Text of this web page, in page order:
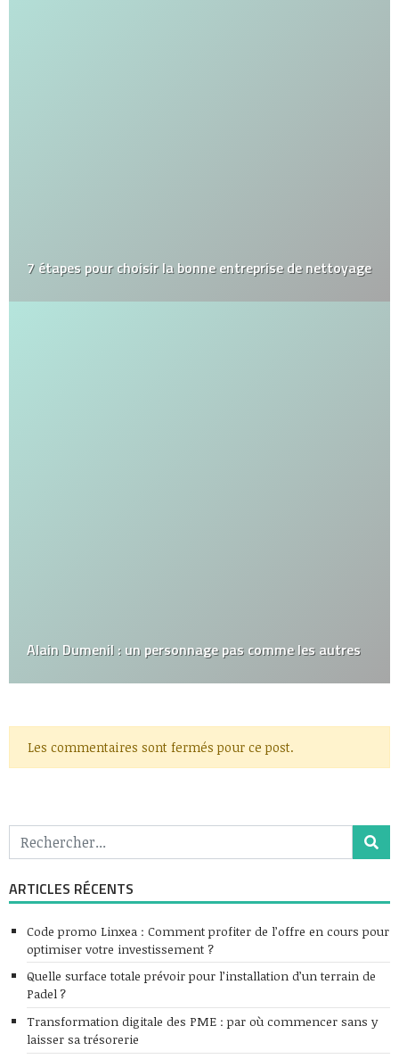
7 étapes pour choisir la bonne entreprise de nettoyage
Alain Dumenil : un personnage pas comme les autres
Les commentaires sont fermés pour ce post.
ARTICLES RÉCENTS
Code promo Linxea : Comment profiter de l’offre en cours pour
optimiser votre investissement ?
Quelle surface totale prévoir pour l’installation d’un terrain de
Padel ?
Transformation digitale des PME : par où commencer sans y
laisser sa trésorerie